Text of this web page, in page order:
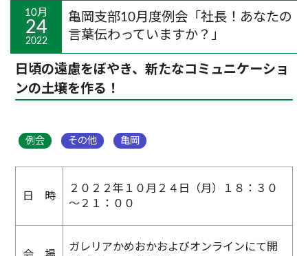
10月
24
2022
亀岡支部10月度例会「社長！あなたの
言葉伝わっていますか？」
日頃の遠慮をぼやき、新たなコミュニケーショ
ンの土壌を作る！
例会 その他 亀岡
日 時
２０２２年１０月２４日（月）１８：３０
～２１：００
ガレリアかめおかおよびオンラインにて開